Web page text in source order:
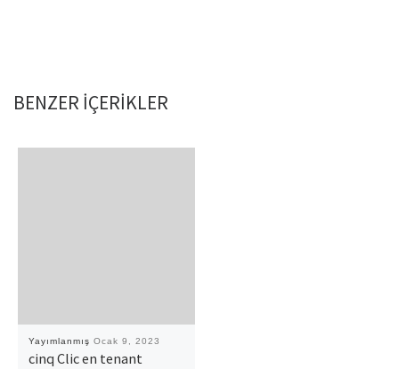
BENZER IÇERIKLER
Yayımlanmış Ocak 9, 2023
cinq Clic en tenant